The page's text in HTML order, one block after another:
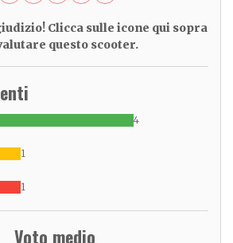
Clicca sulle icone qui sopra
questo scooter.
4
1
1
Voto medio